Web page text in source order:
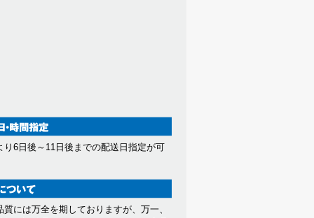
り6日後～11日後までの配送日指定が可
質には万全を期しておりますが、万一、